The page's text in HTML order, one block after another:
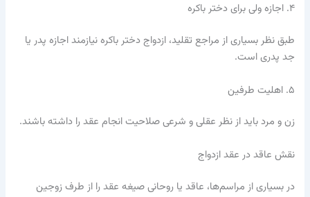
۴. اجازه ولی برای دختر باکره
طبق نظر بسیاری از مراجع تقلید، ازدواج دختر باکره نیازمند اجازه پدر یا
جد پدری است.
۵. اهلیت طرفین
زن و مرد باید از نظر عقلی و شرعی صلاحیت انجام عقد را داشته باشند.
نقش عاقد در عقد ازدواج
در بسیاری از مراسم‌ها، عاقد یا روحانی صیغه عقد را از طرف زوجین